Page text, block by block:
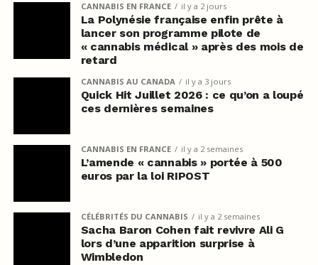
CANNABIS EN FRANCE il y a 2 jours
La Polynésie française enfin prête à
lancer son programme pilote de
« cannabis médical » après des mois de
retard
CANNABIS AU CANADA il y a 3 jours
Quick Hit Juillet 2026 : ce qu’on a loupé
ces dernières semaines
CANNABIS EN FRANCE il y a 2 semaines
L’amende « cannabis » portée à 500
euros par la loi RIPOST
CÉLÉBRITÉS DU CANNABIS il y a 2 semaines
Sacha Baron Cohen fait revivre Ali G
lors d’une apparition surprise à
Wimbledon